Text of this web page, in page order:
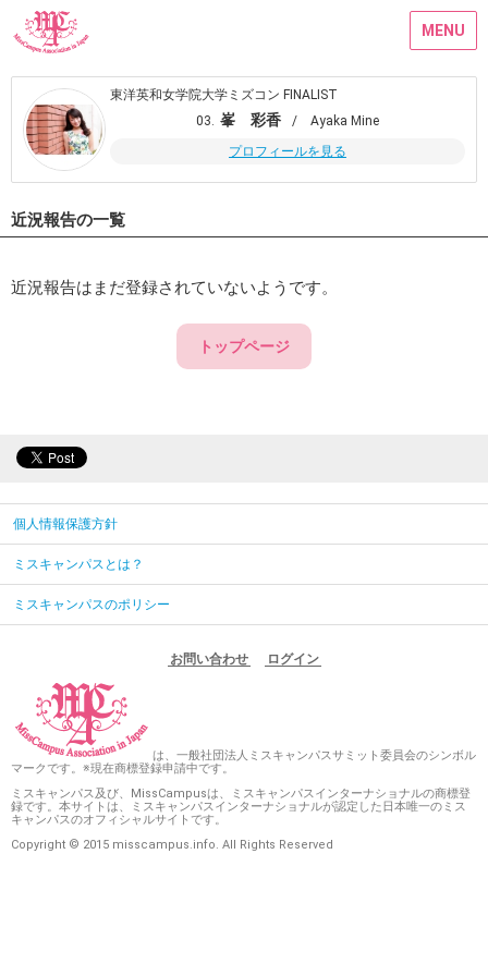
MENU
東洋英和女学院大学ミズコン FINALIST
03. 峯 彩香
/ Ayaka Mine
プロフィールを見る
近況報告の一覧
近況報告はまだ登録されていないようです。
トップページ
個人情報保護方針
ミスキャンパスとは？
ミスキャンパスのポリシー
お問い合わせ ログイン
は、一般社団法人ミスキャンパスサミット委員会のシンボル
マークです。※現在商標登録申請中です。
ミスキャンパス及び、MissCampusは、ミスキャンパスインターナショナルの商標登
録です。本サイトは、ミスキャンパスインターナショナルが認定した日本唯一のミス
キャンパスのオフィシャルサイトです。
Copyright © 2015 misscampus.info. All Rights Reserved